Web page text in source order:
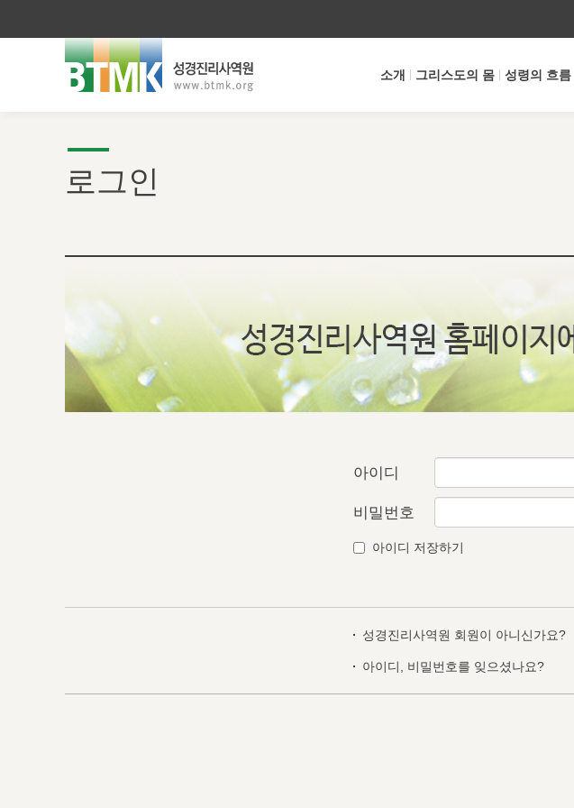
소개 그리스도의 몸 성령의 흐름
로그인
아이디
비밀번호
아이디 저장하기
성경진리사역원 회원이 아니신가요?
아이디, 비밀번호를 잊으셨나요?